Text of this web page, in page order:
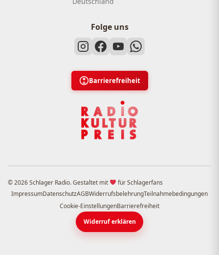
Folge uns
Barrierefreiheit
© 2026 Schlager Radio. Gestaltet mit
für Schlagerfans
ImpressumDatenschutzAGBWiderrufsbelehrungTeilnahmebedingungen
Cookie-EinstellungenBarrierefreiheit
Widerruf erklären